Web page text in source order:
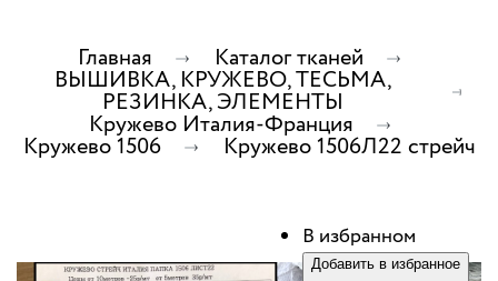
Главная Каталог тканей
ВЫШИВКА, КРУЖЕВО, ТЕСЬМА,
РЕЗИНКА, ЭЛЕМЕНТЫ
Кружево Италия-Франция
Кружево 1506 Кружево 1506Л22 стрейч
В избранном
Добавить в избранное